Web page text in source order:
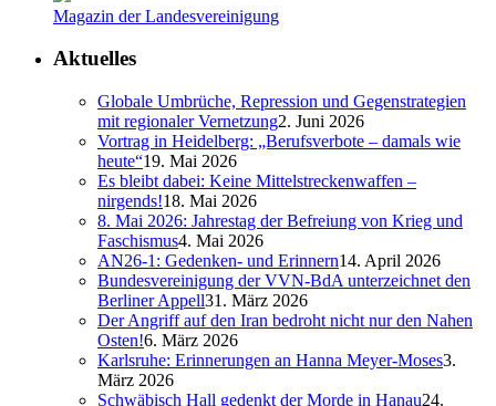
Magazin der Landesvereinigung
Aktuelles
Globale Umbrüche, Repression und Gegenstrategien
mit regionaler Vernetzung2. Juni 2026
Vortrag in Heidelberg: „Berufsverbote – damals wie
heute“19. Mai 2026
Es bleibt dabei: Keine Mittelstreckenwaffen –
nirgends!18. Mai 2026
8. Mai 2026: Jahrestag der Befreiung von Krieg und
Faschismus4. Mai 2026
AN26-1: Gedenken- und Erinnern14. April 2026
Bundesvereinigung der VVN-BdA unterzeichnet den
Berliner Appell31. März 2026
Der Angriff auf den Iran bedroht nicht nur den Nahen
Osten!6. März 2026
Karlsruhe: Erinnerungen an Hanna Meyer-Moses3.
März 2026
Schwäbisch Hall gedenkt der Morde in Hanau24.